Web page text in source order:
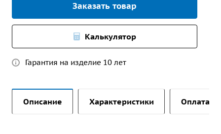
Заказать товар
Калькулятор
Гарантия на изделие 10 лет
Описание Характеристики Оплата и